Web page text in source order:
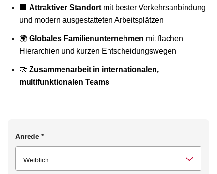
🏢 Attraktiver Standort mit bester Verkehrsanbindung
und modern ausgestatteten Arbeitsplätzen
🌍 Globales Familienunternehmen mit flachen
Hierarchien und kurzen Entscheidungswegen
🤝 Zusammenarbeit in internationalen,
multifunktionalen Teams
Anrede *